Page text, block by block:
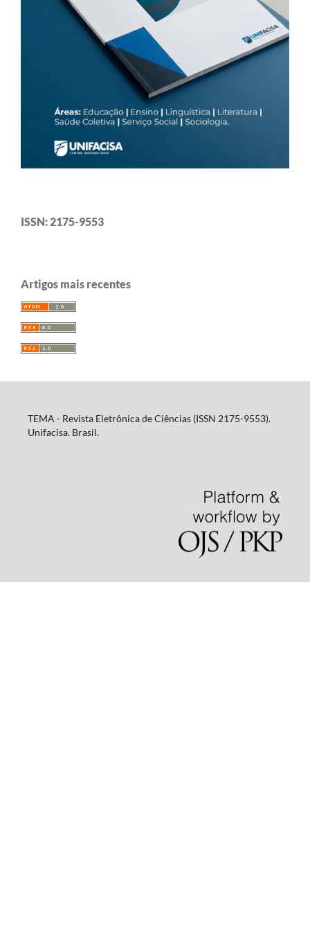
ISSN: 2175-9553
Artigos mais recentes
TEMA - Revista Eletrônica de Ciências (ISSN 2175-9553).
Unifacisa. Brasil.